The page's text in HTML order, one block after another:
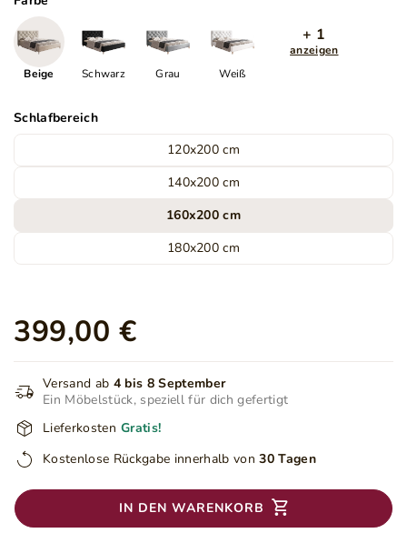
Beige Schwarz Grau Weiß
+ 1
anzeigen
Schlafbereich
120x200 cm
140x200 cm
160x200 cm
180x200 cm
399,00 €
Versand ab 4 bis 8 September
Ein Möbelstück, speziell für dich gefertigt
Lieferkosten Gratis!
Kostenlose Rückgabe innerhalb von 30 Tagen
IN DEN WARENKORB